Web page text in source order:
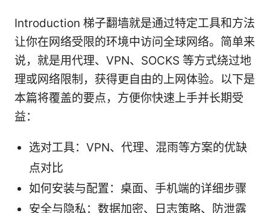
Introduction 梯子翻墙就是通过特定工具和方法
让你在网络受限的环境中访问全球网络。简单来
说，就是用代理、VPN、SOCKS 等方式绕过地
理或网络限制，获得更自由的上网体验。以下是
本篇将覆盖的要点，方便你快速上手并长期受
益：
选对工具：VPN、代理、混雨等方案的优缺
点对比
如何安装与配置：桌面、手机端的详细步骤
安全与隐私：数据加密、日志策略、防泄露